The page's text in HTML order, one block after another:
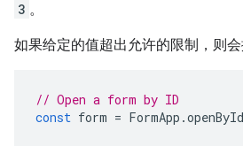
3 。
如果给定的值超出允许的限制，则会
// Open a form by ID
const form = FormApp .openById